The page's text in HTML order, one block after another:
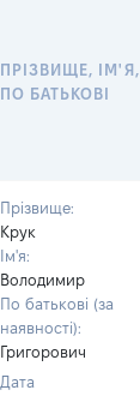
ПРІЗВИЩЕ, ІМ'Я,
ПО БАТЬКОВІ
Прізвище:
Крук
Ім'я:
Володимир
По батькові (за
наявності):
Григорович
Дата